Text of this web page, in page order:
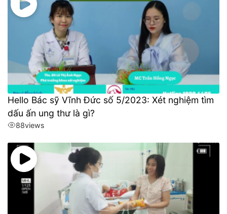
Hello Bác sỹ Vĩnh Đức số 5/2023: Xét nghiệm tìm
dấu ấn ung thư là gì?
88views